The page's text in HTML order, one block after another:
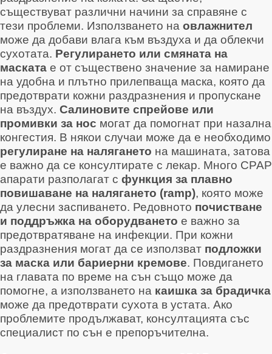
съществуват различни начини за справяне с
тези проблеми. Използването на овлажнител
може да добави влага към въздуха и да облекчи
сухотата. Регулирането или смяната на
маската е от съществено значение за намиране
на удобна и плътно прилепваща маска, която да
предотврати кожни раздразнения и пропускане
на въздух. Салиновите спрейове или
промивки за нос могат да помогнат при назална
конгестия. В някои случаи може да е необходимо
регулиране на налягането на машината, затова
е важно да се консултирате с лекар. Много CPAP
апарати разполагат с функция за плавно
повишаване на налягането (ramp), която може
да улесни заспиването. Редовното почистване
и поддръжка на оборудването е важно за
предотвратяване на инфекции. При кожни
раздразнения могат да се използват подложки
за маска или бариерни кремове. Повдигането
на главата по време на сън също може да
помогне, а използването на каишка за брадичка
може да предотврати сухота в устата. Ако
проблемите продължават, консултацията със
специалист по сън е препоръчителна.